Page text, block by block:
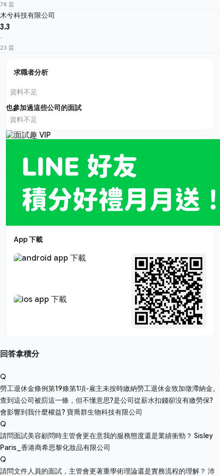
78 篇
木兮科技有限公司
3.3
·
23 篇
求職者分析
資料不足
也參加過這些公司的面試
資料不足
App 下載
回答拿積分
Q
勞工退休金條例第19條第1項-雇主未按時繳納勞工退休金致加徵滯納金。
查到這公司被罰這一條，但不懂意思?是公司從薪水扣錢卻沒有繳勞保?
會影響到我什麼權益? 寶喬群生物科技有限公司
Q
請問面試美容顧問時主管會更在意我的服務態度還是業績衝勁？ Sisley
Paris_香港商希思黎化妝品有限公司
Q
請問文件人員的面試，主管會更著重學術理論還是實務流程的理解？ 沛